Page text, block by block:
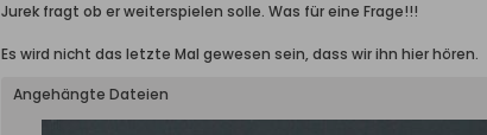
Jurek fragt ob er weiterspielen solle. Was für eine Frage!!!
Es wird nicht das letzte Mal gewesen sein, dass wir ihn hier hören.
Angehängte Dateien